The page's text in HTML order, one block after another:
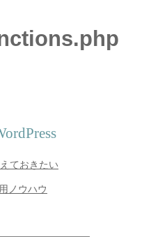
ておきたい
ノウハウ